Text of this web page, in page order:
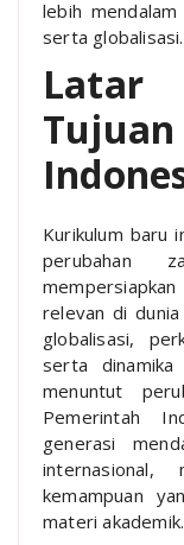
lebih
serta globalisasi.
Latar
Kurikulum baru
perubahan
relevan di
globalisasi,
serta
menuntut
Pemerintah
generasi
kemampuan
materi akademik.